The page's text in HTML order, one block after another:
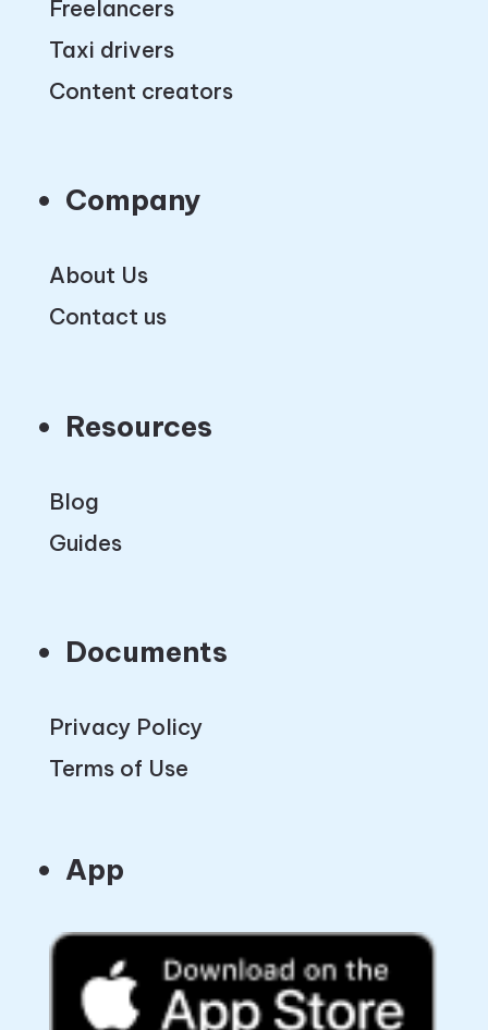
Freelancers
Taxi drivers
Content creators
Company
About Us
Contact us
Resources
Blog
Guides
Documents
Privacy Policy
Terms of Use
App